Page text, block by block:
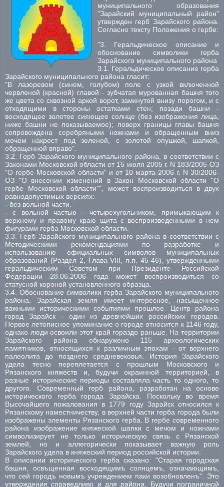
муниципального образования
"Зарайский муниципальный район"
утвержден герб Зарайского района.
Согласно тексту Положения о гербе:
"3. Геральдическое описание и
обоснование символики герба
Зарайского муниципального района
3.1. Геральдическое описание герба
Зарайского муниципального района гласит:
"В лазоревом (синем, голубом) поле с узкой включенной
червленой (красной) главой - зубчатая мурованная башня того
же цвета со сквозной аркой ворот, замкнутой внизу порогом, и с
отходящими в стороны остатками стен; позади башни -
восходящее золотое сияющее солнце (без изображения лица,
ниже башни не показываемое); поверх границы главы башня
сопровождена серебряными ножнами и обращенным вниз
мечом накрест под зеленой, с золотой опушкой, шапкой,
обращенной вправо".
3.2. Герб Зарайского муниципального района, в соответствии с
Законами Московской области от 15 июля 2005 г. N 183/2005-ОЗ
"О гербе Московской области" и от 10 марта 2006 г. N 30/2006-
ОЗ "О внесении изменений в Закон Московской области "О
гербе Московской области"", может воспроизводиться в двух
равнодопустимых версиях:
- без вольной части.
- с вольной частью - четырехугольником, примыкающим к
верхнему и правому краю щита с воспроизведенными в нем
фигурами герба Московской области.
3.3. Герб Зарайского муниципального района в соответствии с
Методическими рекомендациями по разработке и
использованию официальных символов муниципальных
образований (Раздел 2, Глава VIII, п.п. 45-46), утвержденными
геральдическим Советом при Президенте Российской
Федерации 28.06.2006 года может воспроизводиться со
статусной короной установленного образца.
3.4. Обоснование символики герба Зарайского муниципального
района. Зарайская земля имеет интересное, насыщенное
важными историческими событиями прошлое. Центр района
город Зарайск - один из древнейших российских городов.
Первое летописное упоминание о городе относится к 1146 году,
однако люди освоили этот край гораздо раньше. На территории
Зарайского района обнаружено 115 археологических
памятников, относящихся к различным эпохам - от верхнего
палеолита до позднего средневековья. История Зарайского
удела тесно переплетается с прошлым Московского и
Рязанского княжеств и, будучи окраинной территорией, в
разные исторические периоды составляла часть то одного, то
другого. Современный герб района, разработан на основе
исторического герба города Зарайска. Поскольку во время
Высочайшего пожалования в 1779 году Зарайск относился к
Рязанскому наместничеству, в верхней части герба города были
изображены элементы Рязанского герба. В гербе современного
района изображение княжеской шапки с мечом и ножнами
символизирует не только историческую связь с Рязанской
землей, но и аллегорически показывает важную роль
Зарайского удела в княжеский период российской истории.
В описании исторического герба сказано: "Старая городская
башня, освъщенная восходящимъ солнцемъ, означающимъ,
что сей городъ новымъ учреждением паки возобновленъ". Это
утверждение справедливо и для района. Будучи пограничной